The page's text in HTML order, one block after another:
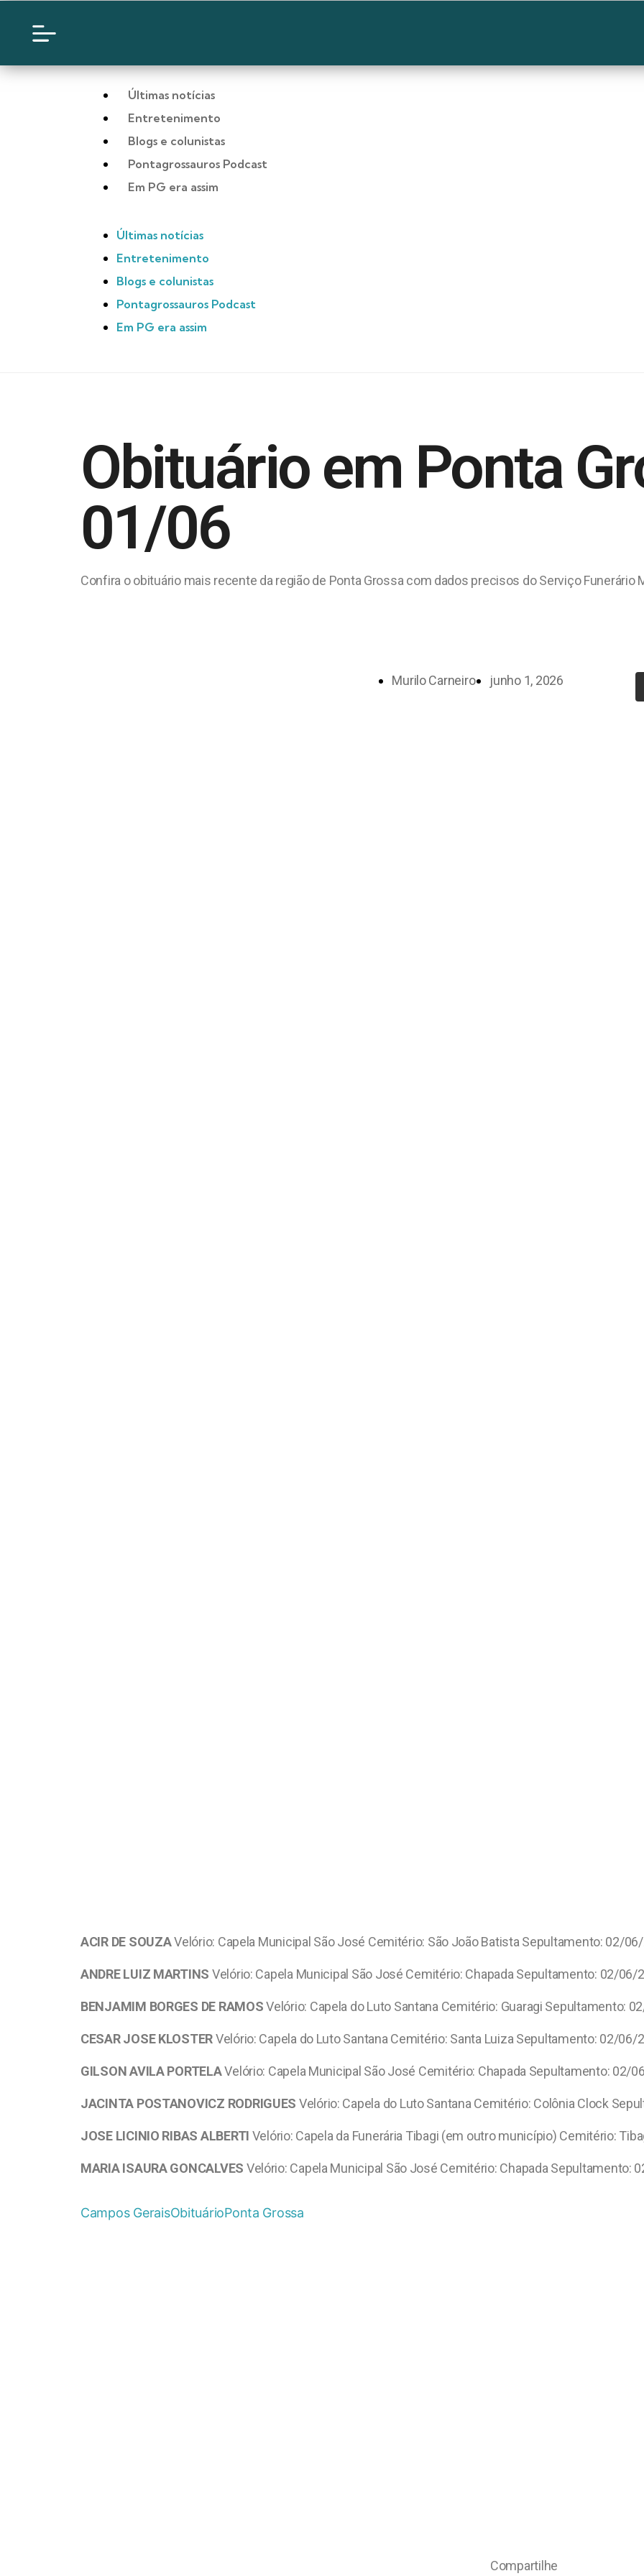
Últimas notícias
Entretenimento
Blogs e colunistas
Pontagrossauros Podcast
Em PG era assim
Últimas notícias
Entretenimento
Blogs e colunistas
Pontagrossauros Podcast
Em PG era assim
Obituário em Ponta
01/06
Confira o obituário mais recente da região de Ponta Grossa com dados precisos do Serviço Funerário
Murilo Carneiro junho 1, 2026
ACIR DE SOUZAVelório: Capela Municipal São José Cemitério: São João Batista Sepultamento: 02/
ANDRE LUIZ MARTINS Velório: Capela Municipal São José Cemitério: Chapada Sepultamento: 02/06/
BENJAMIM BORGES DE RAMOSVelório: Capela do Luto Santana Cemitério: Guaragi Sepultamento:
CESAR JOSE KLOSTERVelório: Capela do Luto Santana Cemitério: Santa Luiza Sepultamento: 02/06/
GILSON AVILA PORTELAVelório: Capela Municipal São José Cemitério: Chapada Sepultamento: 02/
JACINTA POSTANOVICZ RODRIGUES Velório: Capela do Luto Santana Cemitério: Colônia Clock
JOSE LICINIO RIBAS ALBERTI Velório: Capela da Funerária Tibagi (em outro município) Cemitério:
MARIA ISAURA GONCALVES Velório: Capela Municipal São José Cemitério: Chapada Sepultamento:
Campos GeraisObituárioPonta Grossa
Compartilhe